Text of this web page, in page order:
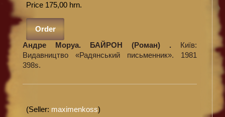
Price 175,00 hrn.
Order
Андре Моруа. БАЙРОН (Роман) .
Київ:
Видавництво «Радянський письменник». 1981
398s.
(Seller: maximenkoss)